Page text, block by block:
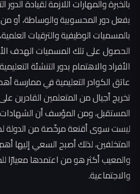
بالخبرة والمهارات اللازمة لقيادة
بفعل دور المحسوبية والوساطة، أو
بالمسميات الوظيفية والترقيات
الحصول على تلك المسميات الهدف
الأفراد والاهتمام بدور التنشئة
عاتق الكوادر التعليمية في ممارسة
تخريج أجيال من المتعلمين القادرين
المستقبل، ومن المؤسف أن
ليست سوى أقنعة مرخّصة من
المتخلفين، لذلك أصبح السعي إليها
والمعيب أكثر هو من اعتمدها معيارًا
والاجتماعية.